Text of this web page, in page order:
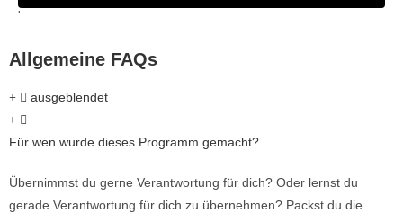
'
Allgemeine FAQs
ausgeblendet
Für wen wurde dieses Programm gemacht?
Übernimmst du gerne Verantwortung für dich? Oder lernst du
gerade Verantwortung für dich zu übernehmen? Packst du die